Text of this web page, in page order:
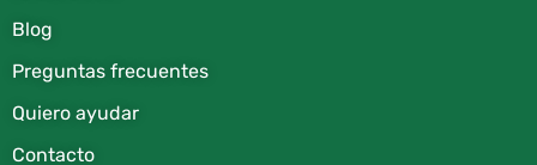
Blog
Preguntas frecuentes
Quiero ayudar
Contacto